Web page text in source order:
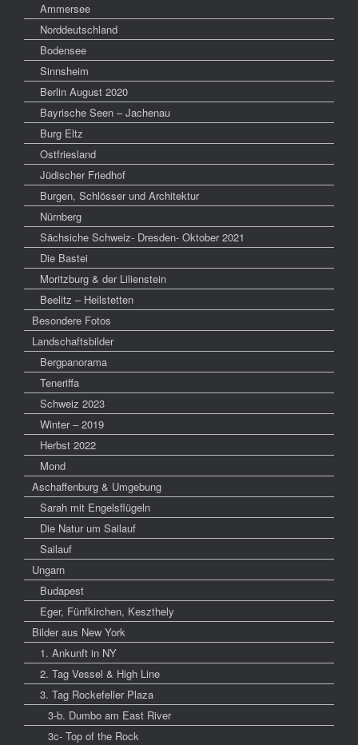
Ammersee
Norddeutschland
Bodensee
Sinnsheim
Berlin August 2020
Bayrische Seen – Jachenau
Burg Eltz
Ostfriesland
Jüdischer Friedhof
Burgen, Schlösser und Architektur
Nürnberg
Sächsiche Schweiz- Dresden- Oktober 2021
Die Bastei
Moritzburg & der Lilienstein
Beelitz – Heilstetten
Besondere Fotos
Landschaftsbilder
Bergpanorama
Teneriffa
Schweiz 2023
Winter – 2019
Herbst 2022
Mond
Aschaffenburg & Umgebung
Sarah mit Engelsflügeln
Die Natur um Sailauf
Sailauf
Ungarn
Budapest
Eger, Fünfkirchen, Keszthely
Bilder aus New York
1. Ankunft in NY
2. Tag Vessel & High Line
3. Tag Rockefeller Plaza
3-b. Dumbo am East River
3c- Top of the Rock